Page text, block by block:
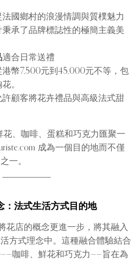
法國鄉村的浪漫情調與質樸魅力
秉承了品牌標誌性的極簡主義美
適合日常送禮
港幣7,500元到45,000元不等，包
。
許顧客將花卉禮品與高級法式甜
、咖啡、蛋糕和巧克力匯聚一
成為一個目的地而不僅
一。
：法式生活方式目的地
花店的概念更進一步，將其融入
方式理念中。這種融合體驗結合
——咖啡、鮮花和巧克力——旨在為